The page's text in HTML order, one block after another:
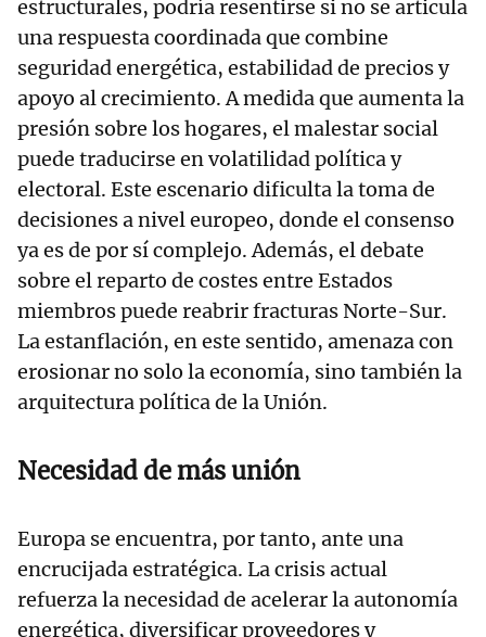
estructurales, podría resentirse si no se articula
una respuesta coordinada que combine
seguridad energética, estabilidad de precios y
apoyo al crecimiento. A medida que aumenta la
presión sobre los hogares, el malestar social
puede traducirse en volatilidad política y
electoral. Este escenario dificulta la toma de
decisiones a nivel europeo, donde el consenso
ya es de por sí complejo. Además, el debate
sobre el reparto de costes entre Estados
miembros puede reabrir fracturas Norte-Sur.
La estanflación, en este sentido, amenaza con
erosionar no solo la economía, sino también la
arquitectura política de la Unión.
Necesidad de más unión
Europa se encuentra, por tanto, ante una
encrucijada estratégica. La crisis actual
refuerza la necesidad de acelerar la autonomía
energética, diversificar proveedores y